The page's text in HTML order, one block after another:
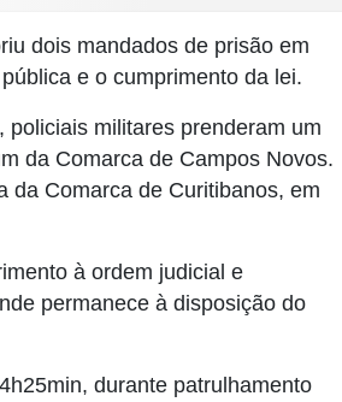
dois mandados de prisão em
e o cumprimento da lei.
militares prenderam um
da Comarca de Campos Novos.
da Comarca de Curitibanos, em
à ordem judicial e
permanece à disposição do
durante patrulhamento